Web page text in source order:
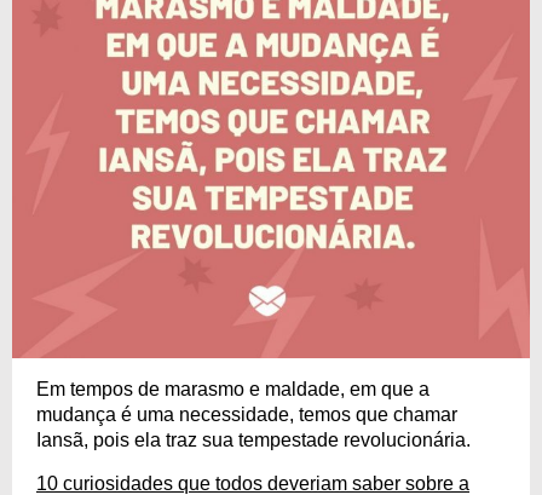
Em tempos de marasmo e maldade, em que a
mudança é uma necessidade, temos que chamar
Iansã, pois ela traz sua tempestade revolucionária.
10 curiosidades que todos deveriam saber sobre a